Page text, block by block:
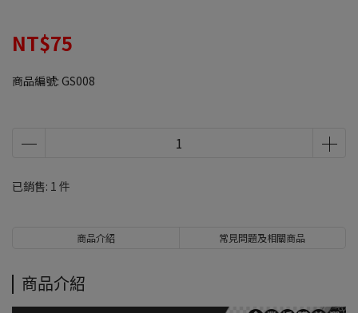
NT$75
商品編號: GS008
已銷售: 1 件
商品介紹 常見問題及相關商品
商品介紹